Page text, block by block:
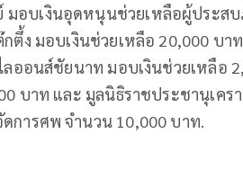
อบเงินอุดหนุนช่วยเหลือผู้ประส
ตึ้ง มอบเงินช่วยเหลือ 20,000 บ
ออนส์ชัยนาท มอบเงินช่วยเหลือ
บาท และ มูลนิธิราชประชานุเคร
การศพ จำนวน 10,000 บาท.